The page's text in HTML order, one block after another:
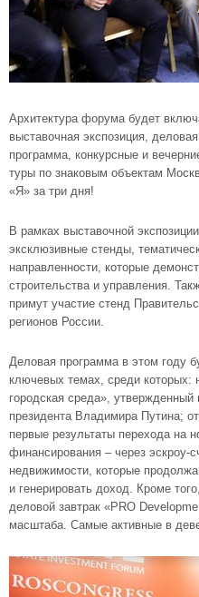
Архитектура форума будет
выставочная экспозиция,
программа, конкурсные и
туры по знаковым объектам
«Я» за три дня!
В рамках выставочной
эксклюзивные стенды,
направленности, которые
строительства и управления.
примут участие стенд
регионов России.
Деловая программа в этом году
ключевых темах, среди которых:
городская среда», утвержденный
президента Владимира Путина;
первые результаты перехода на
финансирования – через эскроу-
недвижимости, которые
и генерировать доход. Кроме
деловой завтрак «PRO
масштаба. Самые активные в